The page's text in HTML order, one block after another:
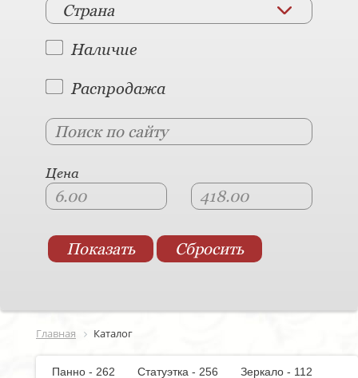
Страна
Наличие
Распродажа
Цена
Главная Каталог
Панно - 262 Статуэтка - 256
Зеркало - 112